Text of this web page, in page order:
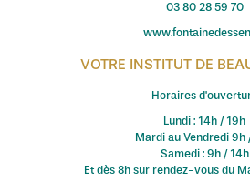
03 80 28 59 70
VOTRE INSTITUT DE
Horaires
Lundi : 14h / 19h
Mardi au Vendredi 9h
Samedi : 9h / 14h
Et dès 8h sur rendez-vous du